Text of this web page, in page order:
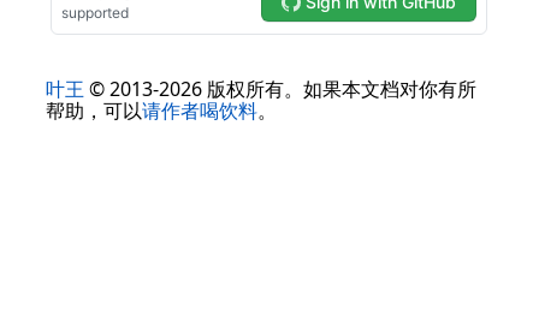
叶王 © 2013-2026 版权所有。如果本文档对你有所
帮助，可以请作者喝饮料。